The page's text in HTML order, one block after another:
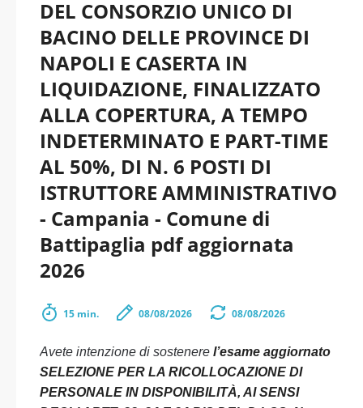
DEL CONSORZIO UNICO DI
BACINO DELLE PROVINCE DI
NAPOLI E CASERTA IN
LIQUIDAZIONE, FINALIZZATO
ALLA COPERTURA, A TEMPO
INDETERMINATO E PART-TIME
AL 50%, DI N. 6 POSTI DI
ISTRUTTORE AMMINISTRATIVO
- Campania - Comune di
Battipaglia pdf aggiornata
2026
15 min. 08/08/2026 08/08/2026
Avete intenzione di sostenere l’esame aggiornato
SELEZIONE PER LA RICOLLOCAZIONE DI
PERSONALE IN DISPONIBILITÀ, AI SENSI